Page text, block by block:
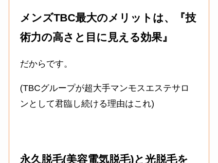
メンズTBC最大のメリットは、『技
術力の高さと目に見える効果』
だからです。
(TBCグループが超大手マンモスエステサロ
ンとして君臨し続ける理由はこれ)
永久脱毛(美容電気脱毛)と光脱毛を